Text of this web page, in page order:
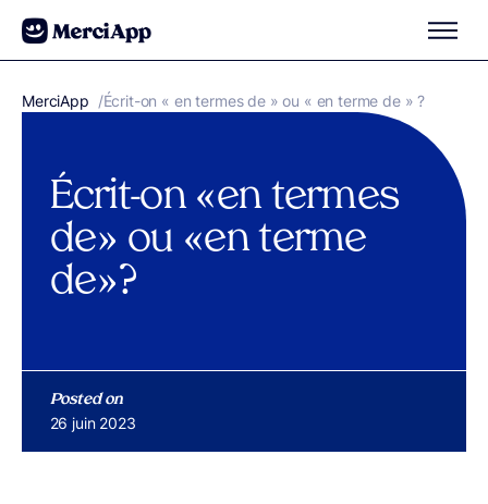
Aller au contenu
MerciApp correcteur orthographe
/Écrit-on « en termes de » ou « en terme de » ?
Écrit-on « en termes
de » ou « en terme
de » ?
Posted on
Publié le
26 juin 2023